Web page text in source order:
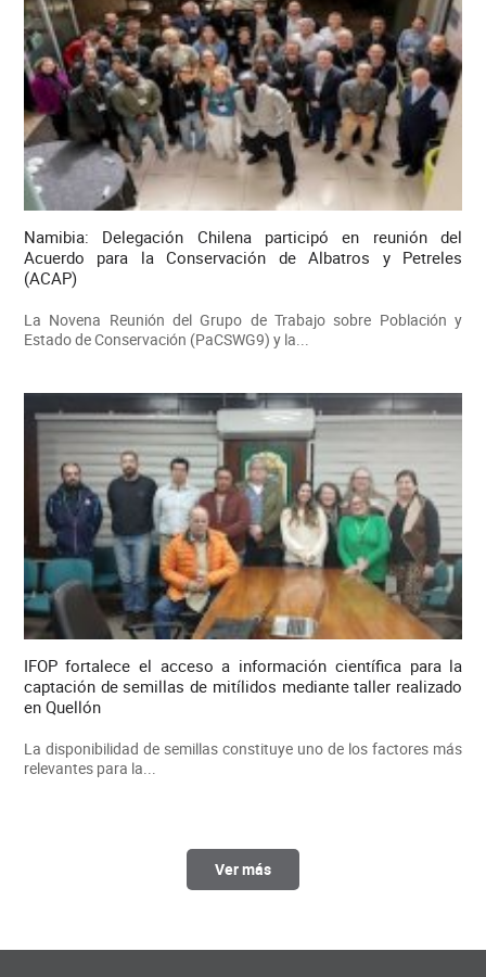
Namibia: Delegación Chilena participó en reunión del
Acuerdo para la Conservación de Albatros y Petreles
(ACAP)
La Novena Reunión del Grupo de Trabajo sobre Población y
Estado de Conservación (PaCSWG9) y la...
IFOP fortalece el acceso a información científica para la
captación de semillas de mitílidos mediante taller realizado
en Quellón
La disponibilidad de semillas constituye uno de los factores más
relevantes para la...
Ver más